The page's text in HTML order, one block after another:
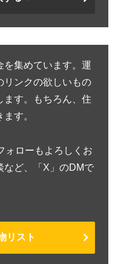
を集めています。運
リンクの欲しいもの
ます。もちろん、住
す。
ォローもよろしくお
など、「X」のDMで
リスト